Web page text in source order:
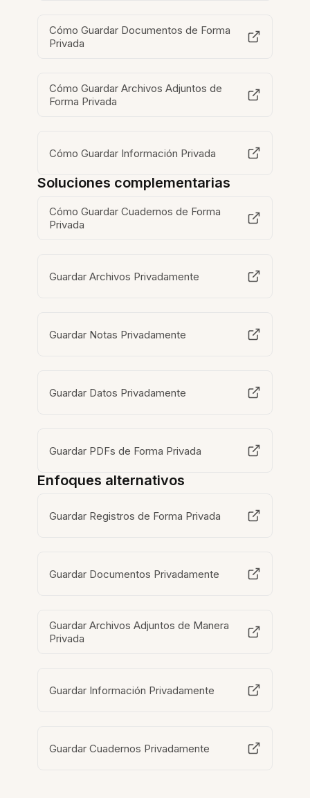
Cómo Guardar Documentos de Forma
Privada
Cómo Guardar Archivos Adjuntos de
Forma Privada
Cómo Guardar Información Privada
Soluciones complementarias
Cómo Guardar Cuadernos de Forma
Privada
Guardar Archivos Privadamente
Guardar Notas Privadamente
Guardar Datos Privadamente
Guardar PDFs de Forma Privada
Enfoques alternativos
Guardar Registros de Forma Privada
Guardar Documentos Privadamente
Guardar Archivos Adjuntos de Manera
Privada
Guardar Información Privadamente
Guardar Cuadernos Privadamente